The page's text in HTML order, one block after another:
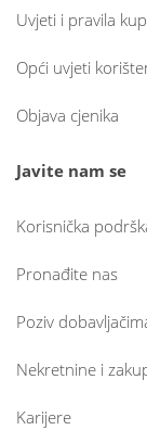
Uvjeti i pravila
Opći uvjeti
Objava cjenika
Javite nam se
Korisnička
Pronađite nas
Poziv
Nekretnine i
Karijere